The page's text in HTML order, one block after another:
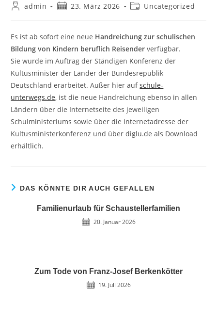
Beitrags-
admin
Beitrag23. März 2026
Beitrags-
Uncategorized
Es ist ab sofort eine neue Handreichung zur schulischen
Bildung von Kindern beruflich Reisender verfügbar.
Sie wurde im Auftrag der Ständigen Konferenz der
Kultusminister der Länder der Bundesrepublik
Deutschland erarbeitet. Außer hier aufschule-
unterwegs.de, ist die neue Handreichung ebenso in allen
Ländern über die Internetseite des jeweiligen
Schulministeriums sowie über die Internetadresse der
Kultusministerkonferenz und über diglu.de als Download
erhältlich.
DAS KÖNNTE DIR AUCH GEFALLEN
Familienurlaub für Schaustellerfamilien
20. Januar 2026
Zum Tode von Franz-Josef Berkenkötter
19. Juli 2026